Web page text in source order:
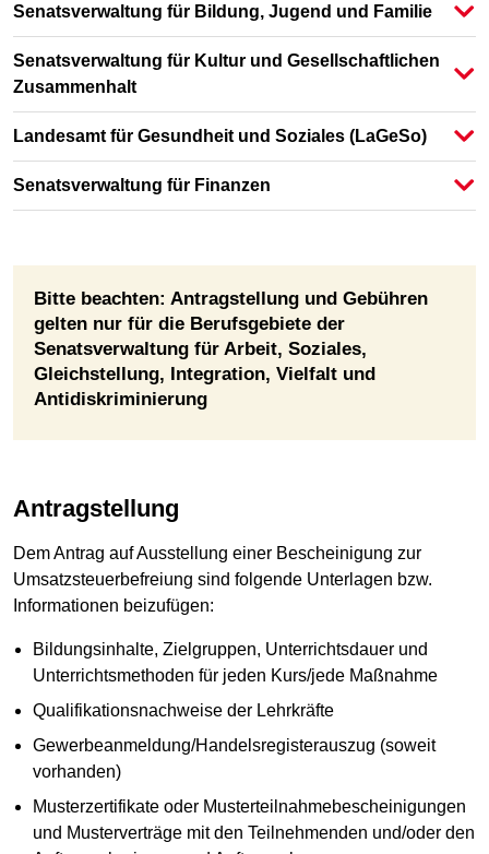
Senatsverwaltung für Bildung, Jugend und Familie
Senatsverwaltung für Kultur und Gesellschaftlichen
Zusammenhalt
Landesamt für Gesundheit und Soziales (LaGeSo)
Senatsverwaltung für Finanzen
Bitte beachten: Antragstellung und Gebühren
gelten nur für die Berufsgebiete der
Senatsverwaltung für Arbeit, Soziales,
Gleichstellung, Integration, Vielfalt und
Antidiskriminierung
Antragstellung
Dem Antrag auf Ausstellung einer Bescheinigung zur
Umsatzsteuerbefreiung sind folgende Unterlagen bzw.
Informationen beizufügen:
Bildungsinhalte, Zielgruppen, Unterrichtsdauer und
Unterrichtsmethoden für jeden Kurs/jede Maßnahme
Qualifikationsnachweise der Lehrkräfte
Gewerbeanmeldung/Handelsregisterauszug (soweit
vorhanden)
Musterzertifikate oder Musterteilnahmebescheinigungen
und Musterverträge mit den Teilnehmenden und/oder den